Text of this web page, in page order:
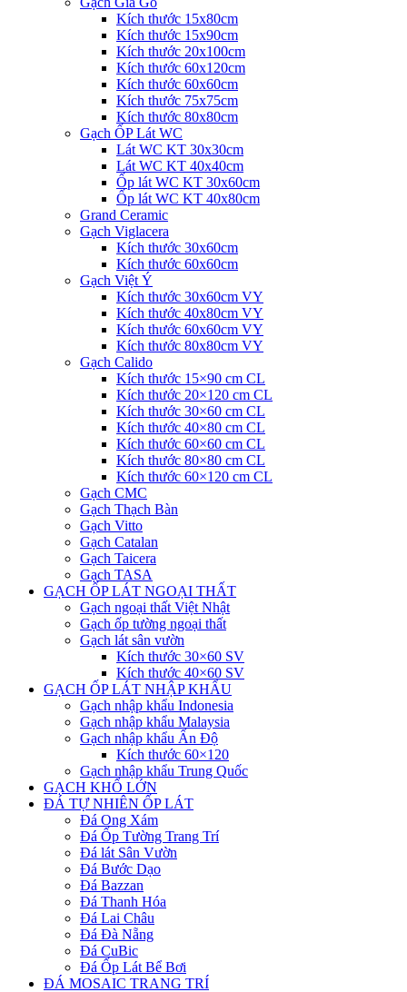
Kích thước 15x80cm
Kích thước 15x90cm
Kích thước 20x100cm
Kích thước 60x120cm
Kích thước 60x60cm
Kích thước 75x75cm
Kích thước 80x80cm
Gạch ỐP Lát WC
Lát WC KT 30x30cm
Lát WC KT 40x40cm
Ốp lát WC KT 30x60cm
Ốp lát WC KT 40x80cm
Grand Ceramic
Gạch Viglacera
Kích thước 30x60cm
Kích thước 60x60cm
Gạch Việt Ý
Kích thước 30x60cm VY
Kích thước 40x80cm VY
Kích thước 60x60cm VY
Kích thước 80x80cm VY
Gạch Calido
Kích thước 15×90 cm CL
Kích thước 20×120 cm CL
Kích thước 30×60 cm CL
Kích thước 40×80 cm CL
Kích thước 60×60 cm CL
Kích thước 80×80 cm CL
Kích thước 60×120 cm CL
Gạch CMC
Gạch Thạch Bàn
Gạch Vitto
Gạch Catalan
Gạch Taicera
Gạch TASA
GẠCH ỐP LÁT NGOẠI THẤT
Gạch ngoại thất Việt Nhật
Gạch ốp tường ngoại thất
Gạch lát sân vườn
Kích thước 30×60 SV
Kích thước 40×60 SV
GẠCH ỐP LÁT NHẬP KHẨU
Gạch nhập khẩu Indonesia
Gạch nhập khẩu Malaysia
Gạch nhập khẩu Ấn Độ
Kích thước 60×120
Gạch nhập khẩu Trung Quốc
GẠCH KHỔ LỚN
ĐÁ TỰ NHIÊN ỐP LÁT
Đá Ong Xám
Đá Ốp Tường Trang Trí
Đá lát Sân Vườn
Đá Bước Dạo
Đá Bazzan
Đá Thanh Hóa
Đá Lai Châu
Đá Đà Nẵng
Đá CuBic
Đá Ốp Lát Bể Bơi
ĐÁ MOSAIC TRANG TRÍ